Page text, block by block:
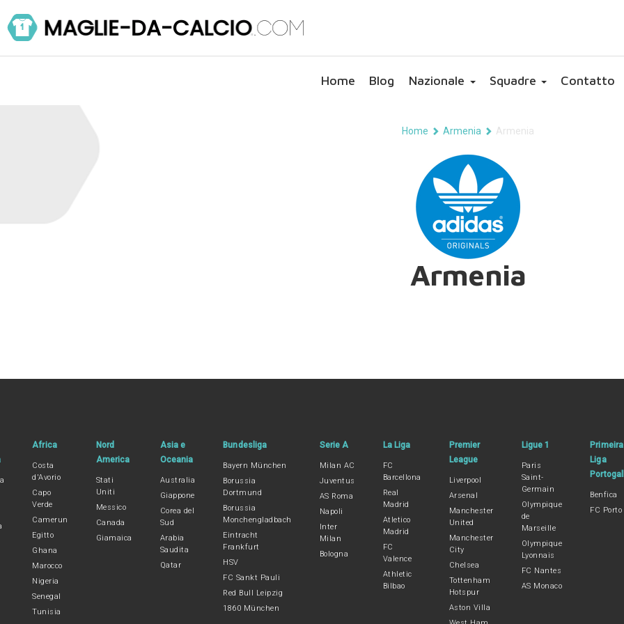
Home Blog Nazionale Squadre Contatto
Home Armenia Armenia
Armenia
Africa
Costa
d'Avorio
Capo
Verde
Camerun
Egitto
Ghana
Marocco
Nigeria
Senegal
Tunisia
Nord
America
Stati
Uniti
Messico
Canada
Giamaica
Asia e
Oceania
Australia
Giappone
Corea del
Sud
Arabia
Saudita
Qatar
Bundesliga
Bayern München
Borussia
Dortmund
Borussia
Monchengladbach
Eintracht
Frankfurt
HSV
FC Sankt Pauli
Red Bull Leipzig
1860 München
Serie A
Milan AC
Juventus
AS Roma
Napoli
Inter
Milan
Bologna
La Liga
FC
Barcellona
Real
Madrid
Atletico
Madrid
FC
Valence
Athletic
Bilbao
Premier
League
Liverpool
Arsenal
Manchester
United
Manchester
City
Chelsea
Tottenham
Hotspur
Aston Villa
Ligue 1
Paris
Saint-
Germain
Olympique
de
Marseille
Olympique
Lyonnais
FC Nantes
AS Monaco
Primeira
Liga
Benfica
FC Porto